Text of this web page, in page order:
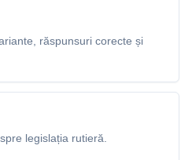
răspunsuri corecte și
legislația rutieră.